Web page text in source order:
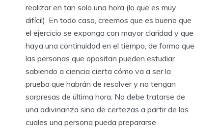
realizar en tan solo una hora (lo que es muy
difícil). En todo caso, creemos que es bueno que
el ejercicio se exponga con mayor claridad y que
haya una continuidad en el tiempo, de forma que
las personas que opositan pueden estudiar
sabiendo a ciencia cierta cómo va a ser la
prueba que habrán de resolver y no tengan
sorpresas de última hora. No debe tratarse de
una adivinanza sino de certezas a partir de las
cuales una persona pueda prepararse